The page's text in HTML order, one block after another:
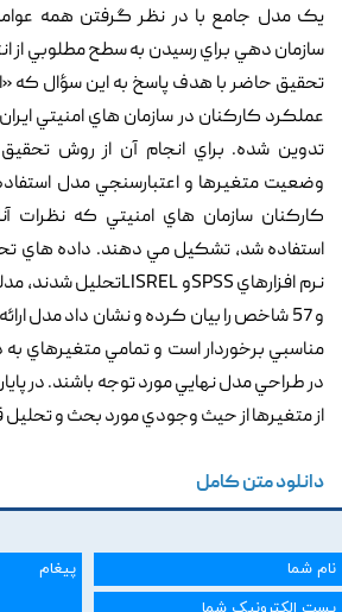
يک مدل جامع با در نظر گرفتن همه
سازمان دهي براي رسيدن به سطح مطلوبي از
تحقيق حاضر با هدف پاسخ به اين سؤال که
عملکرد کارکنان در سازمان هاي امنيتي
تدوين شده. براي انجام آن از روش
وضعيت متغيرها و اعتبارسنجي مدل
کارکنان سازمان هاي امنيتي که نظرات
استفاده شد, تشکيل مي دهند. داده هاي
و 57 شاخص را بيان کرده و نشان داد مدل
مناسبي برخوردار است و تمامي متغيرهاي
در طراحي مدل نهايي مورد توجه باشند. در
از متغيرها از حيث وجودي مورد بحث و تحليل
دانلود متن کامل